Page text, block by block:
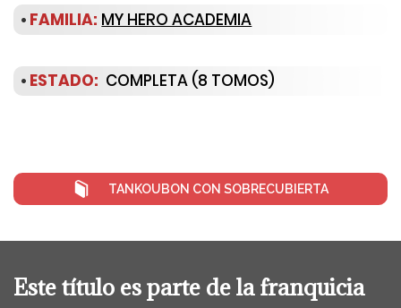
• FAMILIA: MY HERO ACADEMIA
• ESTADO: COMPLETA (8 TOMOS)
TANKOUBON CON SOBRECUBIERTA
Este título es parte de la franquicia